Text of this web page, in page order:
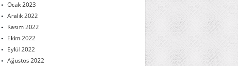
Ocak 2023
Aralık 2022
Kasım 2022
Ekim 2022
Eylül 2022
Ağustos 2022